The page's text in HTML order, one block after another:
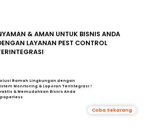
& AMAN UNTUK BISNIS ANDA
LAYANAN PEST CONTROL
Ramah Lingkungan dengan
Monitoring & Laporan Terintegrasi !
& Memudahkan Bisnis Anda
Coba Sekarang